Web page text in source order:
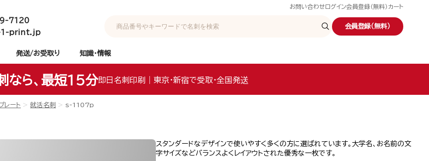
お問い合わせ ログイン会員登録（無料） カート
7120
1-print.jp
会員登録（無料）
発送/お受取り 知識・情報
なら、最短15分即日名刺印刷｜東京・新宿で受取・全国発送
レート 就活名刺 s-1107p
スタンダードなデザインで使いやすく多くの方に選ばれています。大学名、お名前の文
字サイズなどバランスよくレイアウトされた優秀な一枚です。